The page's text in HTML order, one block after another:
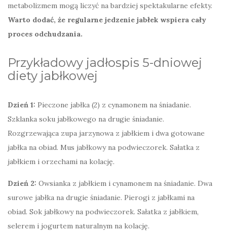
metabolizmem mogą liczyć na bardziej spektakularne efekty.
Warto dodać, że regularne jedzenie jabłek wspiera cały
proces odchudzania.
Przykładowy jadłospis 5-dniowej
diety jabłkowej
Dzień 1: Pieczone jabłka (2) z cynamonem na śniadanie.
Szklanka soku jabłkowego na drugie śniadanie.
Rozgrzewająca zupa jarzynowa z jabłkiem i dwa gotowane
jabłka na obiad. Mus jabłkowy na podwieczorek. Sałatka z
jabłkiem i orzechami na kolację.
Dzień 2: Owsianka z jabłkiem i cynamonem na śniadanie. Dwa
surowe jabłka na drugie śniadanie. Pierogi z jabłkami na
obiad. Sok jabłkowy na podwieczorek. Sałatka z jabłkiem,
selerem i jogurtem naturalnym na kolację.